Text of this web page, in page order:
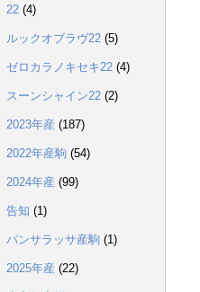
22 (4)
ルックオブラヴ22 (5)
ゼロカラノキセキ22 (4)
スーンシャイン22 (2)
2023年産 (187)
2022年産駒 (54)
2024年産 (99)
告知 (1)
パンサラッサ産駒 (1)
2025年産 (22)